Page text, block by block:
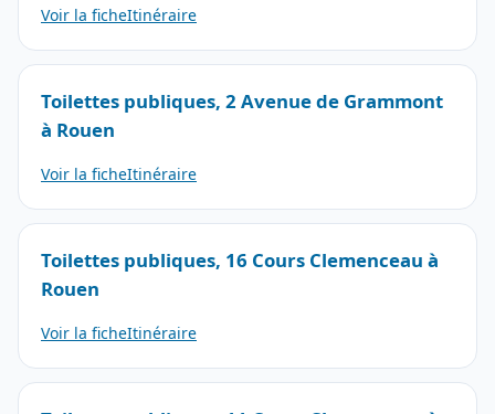
Voir la ficheItinéraire
Toilettes publiques, 2 Avenue de Grammont
à Rouen
Voir la ficheItinéraire
Toilettes publiques, 16 Cours Clemenceau à
Rouen
Voir la ficheItinéraire